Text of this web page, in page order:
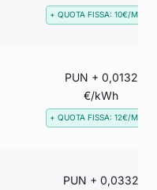
+ QUOTA FISSA: 10€/MESE
PUN + 0,0132
€/kWh
+ QUOTA FISSA: 12€/MESE
PUN + 0,0332